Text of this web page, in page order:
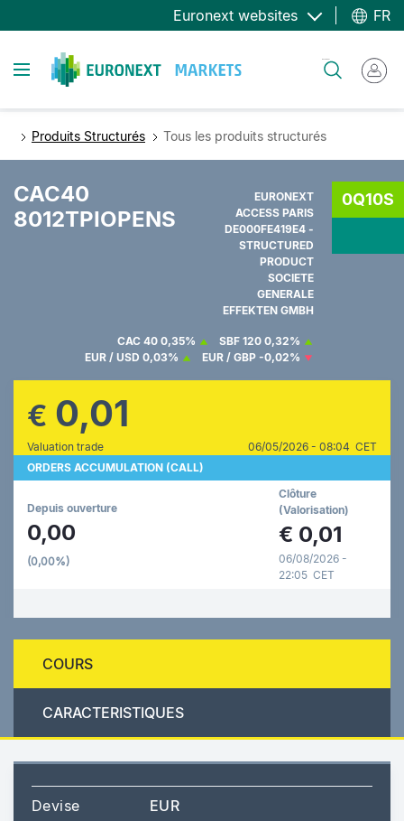
au
principal
Euronext websites FR
Toggle navigation
Produits Structurés Tous les produits structurés
CAC40
8012TPIOPENS
EURONEXT
ACCESS PARIS
DE000FE419E4 -
STRUCTURED
PRODUCT
SOCIETE
GENERALE
EFFEKTEN GMBH
0Q10S
CAC 40 0,35% SBF 120 0,32%
EUR / USD 0,03% EUR / GBP -0,02%
€ 0,01
Valuation trade
06/05/2026 - 08:04 CET
ORDERS ACCUMULATION (CALL)
Depuis ouverture
0,00
(0,00%)
Clôture
(Valorisation)
€ 0,01
06/08/2026 -
22:05 CET
COURS
CARACTERISTIQUES
Devise EUR